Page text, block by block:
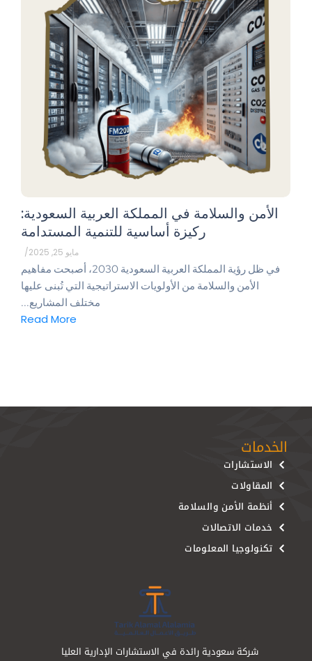
الأمن والسلامة في المملكة العربية السعودية:
ركيزة أساسية للتنمية المستدامة
مايو 25, 2025 /
في ظل رؤية المملكة العربية السعودية 2030، أصبحت مفاهيم
الأمن والسلامة من الأولويات الاستراتيجية التي تُبنى عليها
مختلف المشاريع...
Read More
الخدمات
الاستشارات
المقاولات
أنظمة الأمن والسلامة
خدمات الاتصالات
تكنولوجيا المعلومات
شركة سعودية رائدة في الاستشارات الإدارية العليا